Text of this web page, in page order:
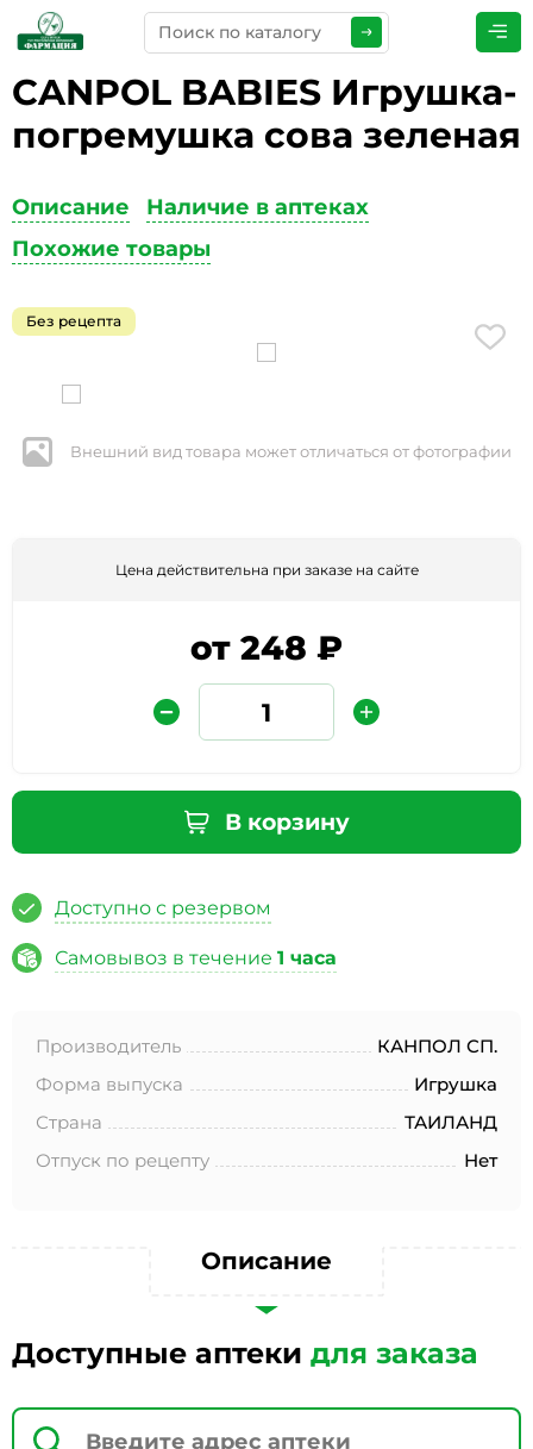
CANPOL BABIES Игрушка-
погремушка сова зеленая
Описание
Наличие в аптеках
Похожие товары
Без рецепта
Внешний вид товара может отличаться от фотографии
Цена действительна при заказе на сайте
от 248 ₽
В корзину
Доступно с резервом
Самовывоз в течение 1 часа
Производитель
КАНПОЛ СП.
Форма выпуска
Игрушка
Страна
ТАИЛАНД
Отпуск по рецепту
Нет
Описание
Доступные аптеки для заказа
ПРЕДСТАВЬТЕСЬ *
ТЕЛЕФОН*
ЭЛЕКТРОННАЯ ПОЧТА
КОММЕНТАРИИ*
Защита от автоматических сообщений
соответствии с Федеральным законом от 27.07.2006 года
целей, определенных в Согласии на обработку